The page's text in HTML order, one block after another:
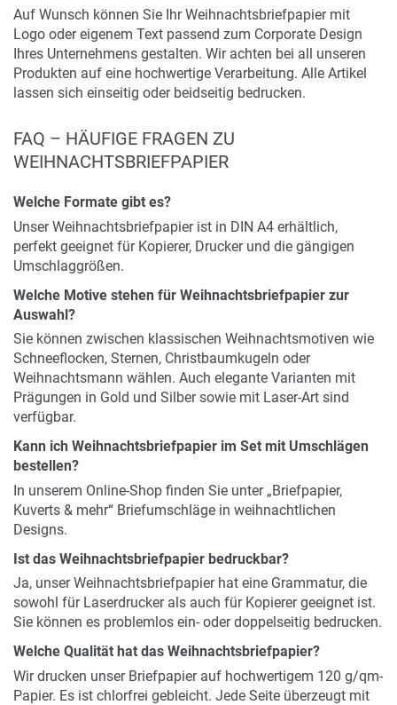
Auf Wunsch können Sie Ihr Weihnachtsbriefpapier mit
Logo oder eigenem Text passend zum Corporate Design
Ihres Unternehmens gestalten. Wir achten bei all unseren
Produkten auf eine hochwertige Verarbeitung. Alle Artikel
lassen sich einseitig oder beidseitig bedrucken.
FAQ – HÄUFIGE FRAGEN ZU
WEIHNACHTSBRIEFPAPIER
Welche Formate gibt es?
Unser Weihnachtsbriefpapier ist in DIN A4 erhältlich,
perfekt geeignet für Kopierer, Drucker und die gängigen
Umschlaggrößen.
Welche Motive stehen für Weihnachtsbriefpapier zur
Auswahl?
Sie können zwischen klassischen Weihnachtsmotiven wie
Schneeflocken, Sternen, Christbaumkugeln oder
Weihnachtsmann wählen. Auch elegante Varianten mit
Prägungen in Gold und Silber sowie mit Laser-Art sind
verfügbar.
Kann ich Weihnachtsbriefpapier im Set mit Umschlägen
bestellen?
In unserem Online-Shop finden Sie unter „Briefpapier,
Kuverts & mehr“ Briefumschläge in weihnachtlichen
Designs.
Ist das Weihnachtsbriefpapier bedruckbar?
Ja, unser Weihnachtsbriefpapier hat eine Grammatur, die
sowohl für Laserdrucker als auch für Kopierer geeignet ist.
Sie können es problemlos ein- oder doppelseitig bedrucken.
Welche Qualität hat das Weihnachtsbriefpapier?
Wir drucken unser Briefpapier auf hochwertigem 120 g/qm-
Papier. Es ist chlorfrei gebleicht. Jede Seite überzeugt mit